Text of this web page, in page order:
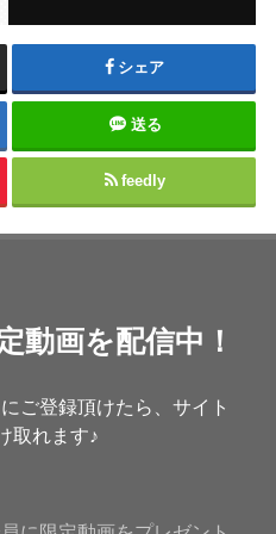
シェア
送る
feedly
動画を配信中！
ご登録頂けたら、サイト
取れます♪